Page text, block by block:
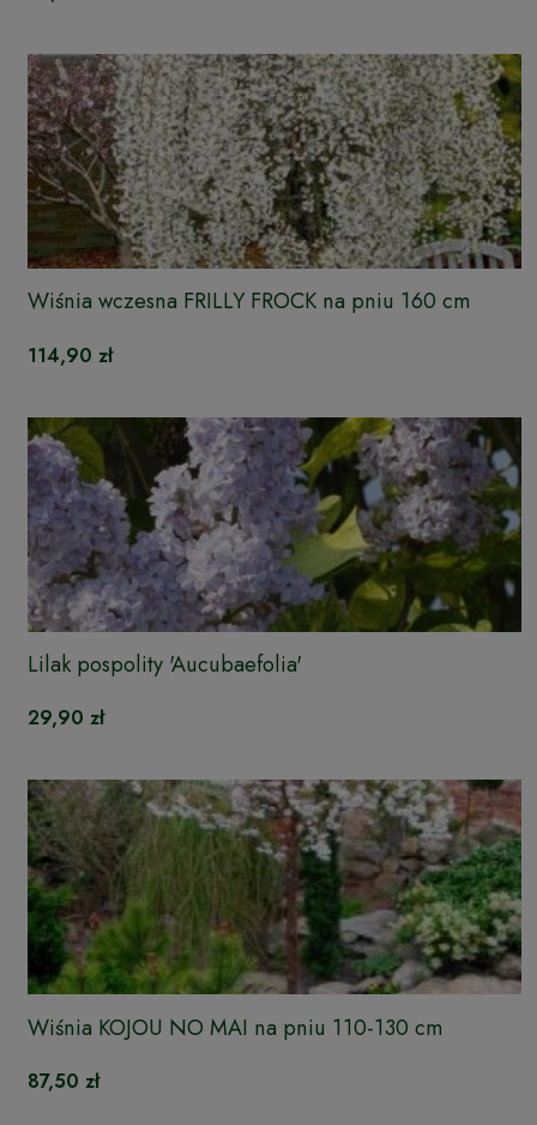
Wiśnia wczesna FRILLY FROCK na pniu 160 cm
114,90 zł
Lilak pospolity 'Aucubaefolia'
29,90 zł
Wiśnia KOJOU NO MAI na pniu 110-130 cm
87,50 zł